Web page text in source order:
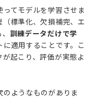
てモデルを学習させま
標準化、欠損補完、エ
訓練データだけで学
適用することです。こ
起こり、評価が実態よ
ようなものがありま